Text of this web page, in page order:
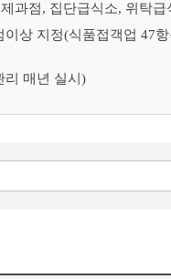
과점, 집단급식소, 위탁급
상 지정(식품접객업 47
리 매년 실시)